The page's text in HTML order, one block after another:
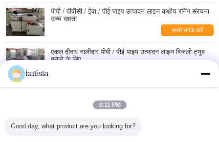
पीपी / पीवीसी / ईवा / पीई पाइप उत्पादन लाइन कक्षीय रनिंग संरचना
उच्च दक्षता
हमसे संपर्क करें
एकल दीवार नालीदार पीपी / पीई पाइप उत्पादन लाइन बिजली ट्यूब
बनाने के लिए
तापमान प्रभाव प्रतिरोध
जमीन के नीचे एचडीपीई ड्रैगिंग सॉलिड पाइप मशीन 800 किग्रा / एच
batista
3:11 PM
Good day, what product are you looking for?